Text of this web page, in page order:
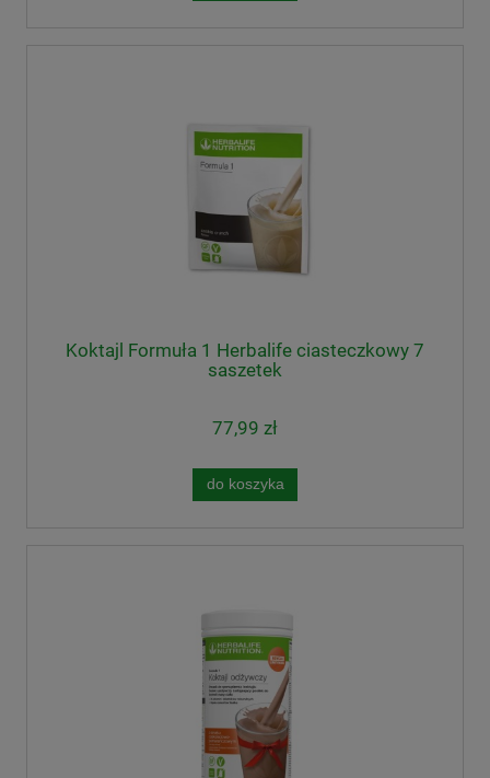
Koktajl Formuła 1 Herbalife ciasteczkowy 7
saszetek
77,99 zł
do koszyka